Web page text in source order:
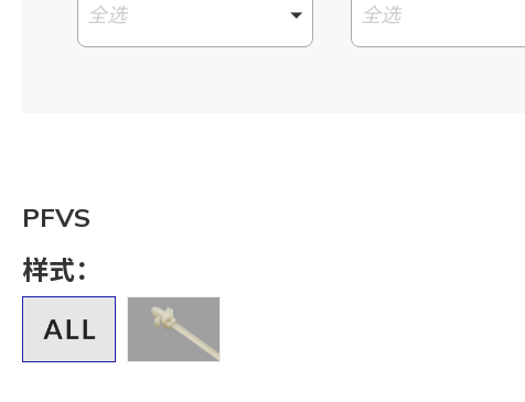
全选 全选
PFVS
样式：